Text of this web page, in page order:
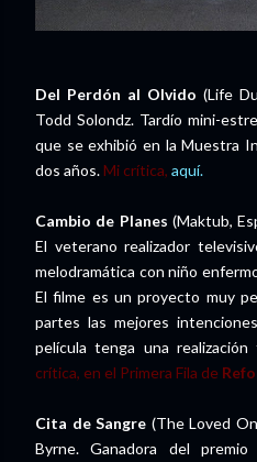
Del Perdón al Olvido (Life
Todd Solondz. Tardío mini-
que se exhibió en la Muestra
dos años. Mi crítica, aquí.
Cambio de Planes (Maktub,
El veterano realizador
melodramática con niño
El filme es un proyecto muy
partes las mejores
película tenga una
crítica, en el Primera Fila de
Cita de Sangre (The Loved
Byrne. Ganadora del